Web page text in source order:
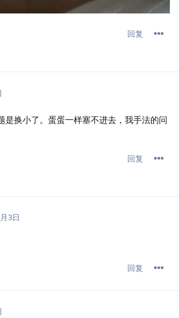
回复
是换小了。蛋蛋一样塞不进去，我手法的问
回复
3日
回复